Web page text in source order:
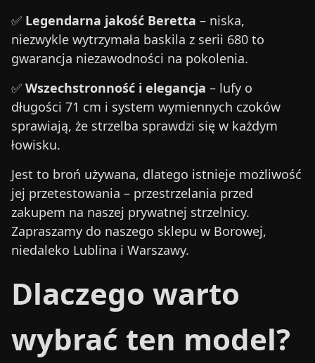
✅ Legendarna jakość Beretta – niska,
niezwykle wytrzymała baskila z serii 680 to
gwarancja niezawodności na pokolenia.
✅ Wszechstronność i elegancja – lufy o
długości 71 cm i system wymiennych czoków
sprawiają, że strzelba sprawdzi się w każdym
łowisku.
Jest to broń używana, dlatego istnieje możliwość
jej przetestowania – przestrzelania przed
zakupem na naszej prywatnej strzelnicy.
Zapraszamy do naszego sklepu w Borowej,
niedaleko Lublina i Warszawy.
Dlaczego warto
wybrać ten model?